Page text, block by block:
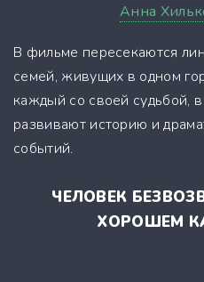
Анна
В фильме пересекаются
семей, живущих в одном
каждый со своей судьбой,
развивают историю и
событий.
ЧЕЛОВЕК
ХОРОШЕМ